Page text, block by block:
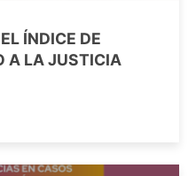
ÍNDICE DE
A LA JUSTICIA